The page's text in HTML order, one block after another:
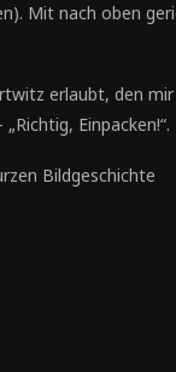
Mit nach oben
erlaubt, den
Einpacken!“.
Bildgeschichte